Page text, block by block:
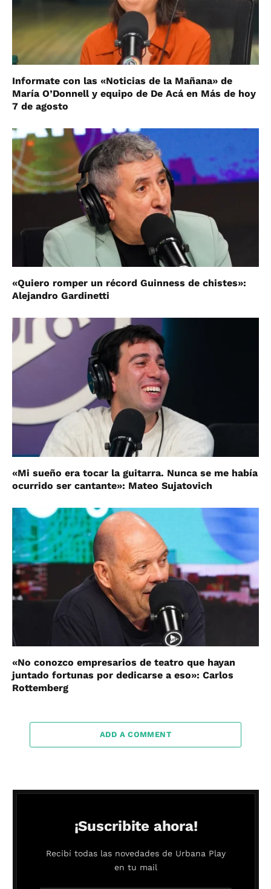
Informate con las «Noticias de la Mañana» de
María O’Donnell y equipo de De Acá en Más de hoy
7 de agosto
«Quiero romper un récord Guinness de chistes»:
Alejandro Gardinetti
«Mi sueño era tocar la guitarra. Nunca se me había
ocurrido ser cantante»: Mateo Sujatovich
«No conozco empresarios de teatro que hayan
juntado fortunas por dedicarse a eso»: Carlos
Rottemberg
ADD A COMMENT
¡Suscribite ahora!
Recibí todas las novedades de Urbana Play
en tu mail